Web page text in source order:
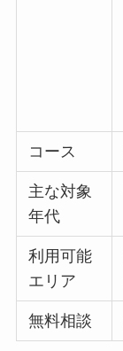
コース
主な対象
年代
利用可能
エリア
無料相談